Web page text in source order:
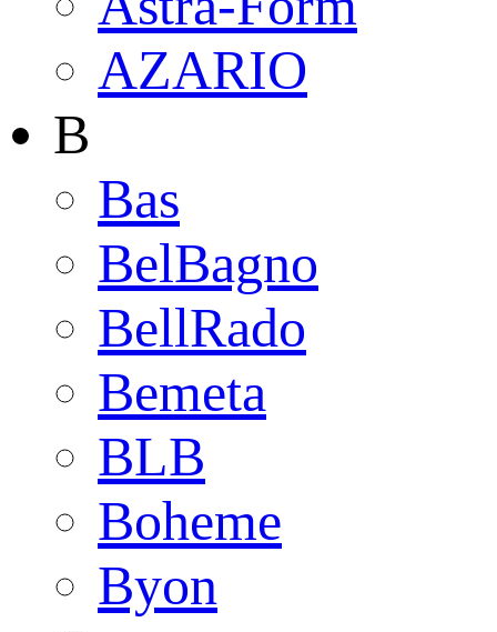
AZARIO
B
Bas
BelBagno
BellRado
Bemeta
BLB
Boheme
Byon